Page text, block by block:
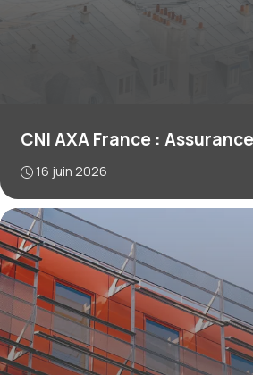
CNI AXA France :
16 juin 2026